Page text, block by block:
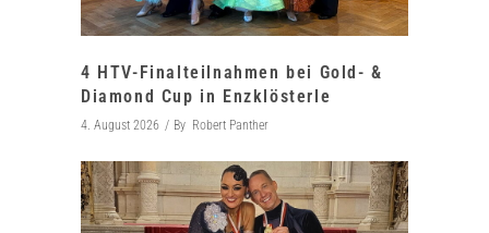
4 HTV-Finalteilnahmen bei Gold- &
Diamond Cup in Enzklösterle
4. August 2026 By Robert Panther